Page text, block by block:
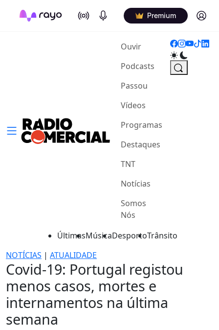
On Air Podcasts Premium Log in
Ouvir(current)
Podcasts
Passou
Vídeos
Programas
Destaques
TNT
Notícias
Somos
Nós
ÚltimasMúsicaDesportoTrânsito
NOTÍCIAS | ATUALIDADE
Covid-19: Portugal registou
menos casos, mortes e
internamentos na última
semana